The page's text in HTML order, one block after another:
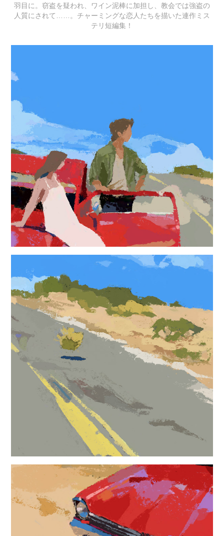
羽目に。窃盗を疑われ、ワイン泥棒に加担し、教会では強盗の
人質にされて……。チャーミングな恋人たちを描いた連作ミス
テリ短編集！